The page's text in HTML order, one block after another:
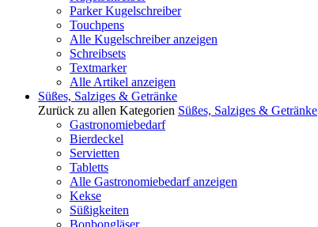
Parker Kugelschreiber
Touchpens
Alle Kugelschreiber anzeigen
Schreibsets
Textmarker
Alle Artikel anzeigen
Süßes, Salziges & Getränke
Zurück zu allen Kategorien Süßes, Salziges & Getränke
Gastronomiebedarf
Bierdeckel
Servietten
Tabletts
Alle Gastronomiebedarf anzeigen
Kekse
Süßigkeiten
Bonbongläser